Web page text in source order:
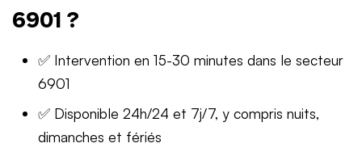
6901 ?
✅ Intervention en 15-30 minutes dans le secteur
6901
✅ Disponible 24h/24 et 7j/7, y compris nuits,
dimanches et fériés